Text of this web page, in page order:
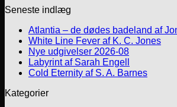
Seneste indlæg
Atlantia – de dødes badeland af
White Line Fever af K. C. Jones
Nye udgivelser 2026-08
Labyrint af Sarah Engell
Cold Eternity af S. A. Barnes
Kategorier